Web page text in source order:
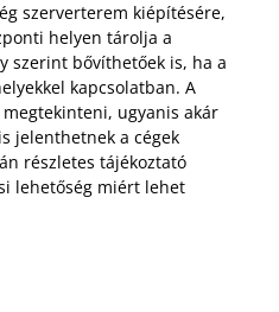
szerverterem kiépítésére,
helyen tárolja a
szerint bővíthetőek is, ha a
kapcsolatban. A
ugyanis akár
jelenthetnek a cégek
részletes tájékoztató
lehetőség miért lehet